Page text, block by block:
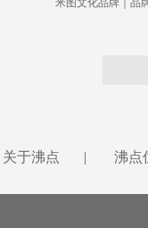
米图文化品牌｜品
关于沸点 | 沸点